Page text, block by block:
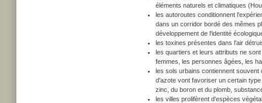
éléments naturels et climatiques
les autoroutes conditionnent
dans un corridor bordé des mêmes
développement de l'identité
les toxines présentes dans l'air
les quartiers et leurs attributs ne
femmes, les personnes âgées, les
les sols urbains contiennent
d'azote vont favoriser un certain
zinc, du boron et du plomb,
les villes prolifèrent d'espèces